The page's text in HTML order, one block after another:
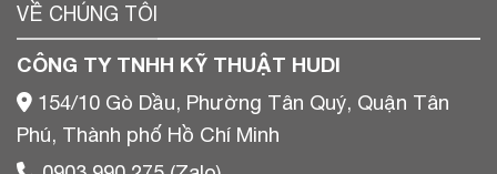
VỀ CHÚNG TÔI
CÔNG TY TNHH KỸ THUẬT HUDI
154/10 Gò Dầu, Phường Tân Quý, Quận Tân
Phú, Thành phố Hồ Chí Minh